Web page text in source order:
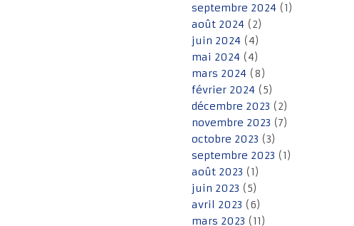
septembre 2024 (1)
août 2024 (2)
juin 2024 (4)
mai 2024 (4)
mars 2024 (8)
février 2024 (5)
décembre 2023 (2)
novembre 2023 (7)
octobre 2023 (3)
septembre 2023 (1)
août 2023 (1)
juin 2023 (5)
avril 2023 (6)
mars 2023 (11)